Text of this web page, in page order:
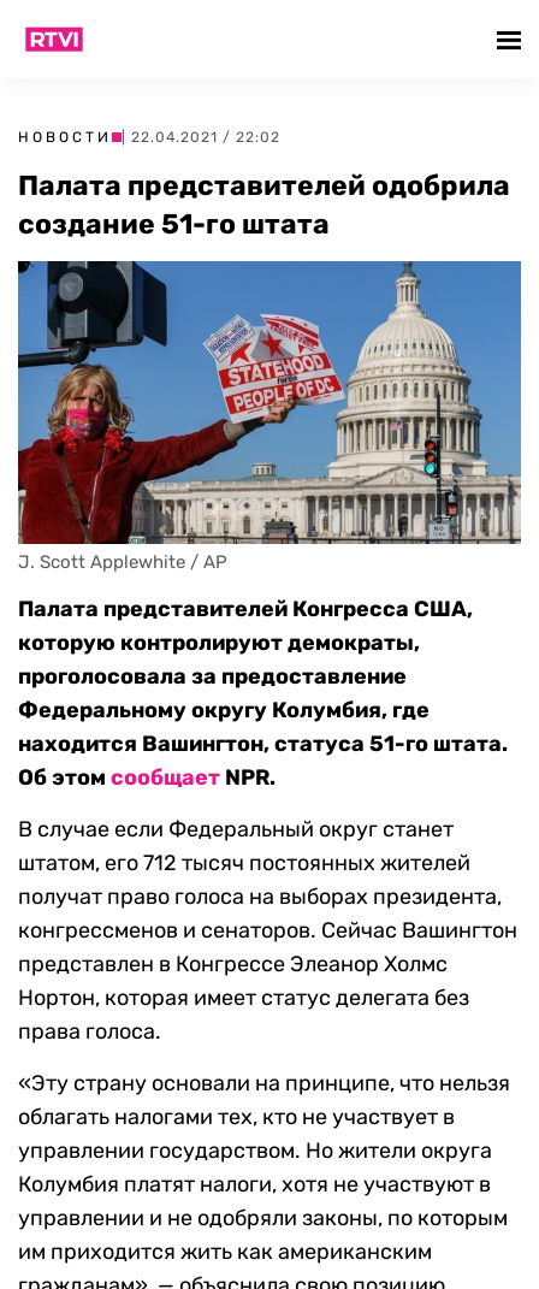
НОВОСТИ | 22.04.2021 / 22:02
Палата представителей одобрила
создание 51-го штата
J. Scott Applewhite / AP
Палата представителей Конгресса США,
которую контролируют демократы,
проголосовала за предоставление
Федеральному округу Колумбия, где
находится Вашингтон, статуса 51-го штата.
Об этом сообщает NPR.
В случае если Федеральный округ станет
штатом, его 712 тысяч постоянных жителей
получат право голоса на выборах президента,
конгрессменов и сенаторов. Сейчас Вашингтон
представлен в Конгрессе Элеанор Холмс
Нортон, которая имеет статус делегата без
права голоса.
«Эту страну основали на принципе, что нельзя
облагать налогами тех, кто не участвует в
управлении государством. Но жители округа
Колумбия платят налоги, хотя не участвуют в
управлении и не одобряли законы, по которым
им приходится жить как американским